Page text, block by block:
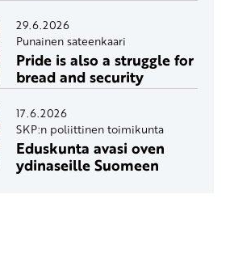
29.6.2026
Punainen sateenkaari
Pride is also a struggle for
bread and security
17.6.2026
SKP:n poliittinen toimikunta
Eduskunta avasi oven
ydinaseille Suomeen